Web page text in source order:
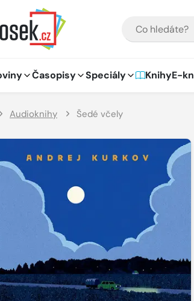
Časopisy Speciály KnihyE-
Audioknihy Šedé včely